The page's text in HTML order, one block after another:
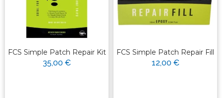
FCS Simple Patch Repair Kit
35,00 €
FCS Simple Patch Repair Fill
12,00 €